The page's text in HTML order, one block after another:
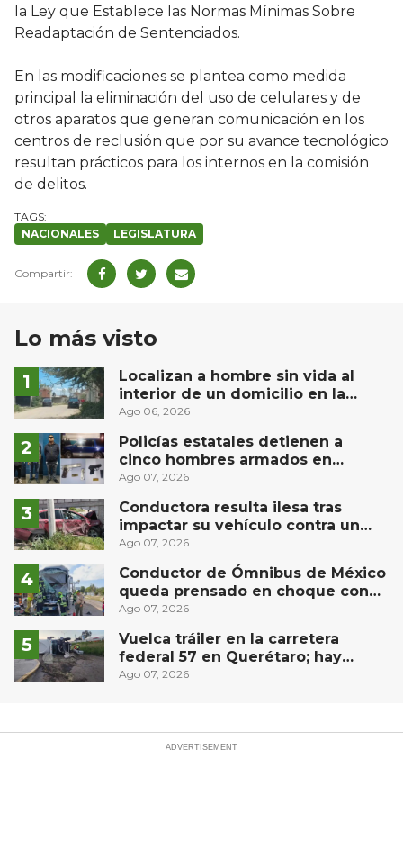
la Ley que Establece las Normas Mínimas Sobre
Readaptación de Sentenciados.
En las modificaciones se plantea como medida
principal la eliminación del uso de celulares y de
otros aparatos que generan comunicación en los
centros de reclusión que por su avance tecnológico
resultan prácticos para los internos en la comisión
de delitos.
NACIONALES LEGISLATURA
Lo más visto
Localizan a hombre sin vida al
interior de un domicilio en la
comunidad El Rodeo, San Juan del
Ago 06, 2026
Policías estatales detienen a
cinco hombres armados en
Puebla capital
Ago 07, 2026
Conductora resulta ilesa tras
impactar su vehículo contra un
muro en Huimilpan
Ago 07, 2026
Conductor de Ómnibus de México
queda prensado en choque con
materialista en San Juan del Río
Ago 07, 2026
Vuelca tráiler en la carretera
federal 57 en Querétaro; hay
derrame de combustible
Ago 07, 2026